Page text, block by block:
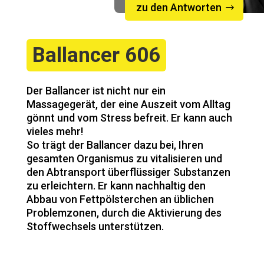
zu den Antworten
Ballancer 606
Der Ballancer ist nicht nur ein
Massagegerät, der eine Auszeit vom Alltag
gönnt und vom Stress befreit. Er kann auch
vieles mehr!
So trägt der Ballancer dazu bei, Ihren
gesamten Organismus zu vitalisieren und
den Abtransport überflüssiger Substanzen
zu erleichtern. Er kann nachhaltig den
Abbau von Fettpölsterchen an üblichen
Problemzonen, durch die Aktivierung des
Stoffwechsels unterstützen.